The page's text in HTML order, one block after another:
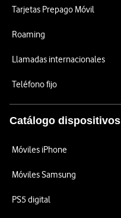
Tarjetas Prepago Móvil
Roaming
Llamadas internacionales
Teléfono fijo
Catálogo dispositivos
Móviles iPhone
Móviles Samsung
PS5 digital